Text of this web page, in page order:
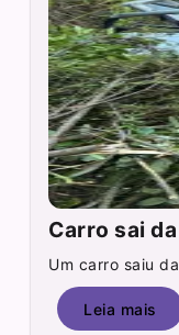
Carro sai
Um carro saiu
Leia mais